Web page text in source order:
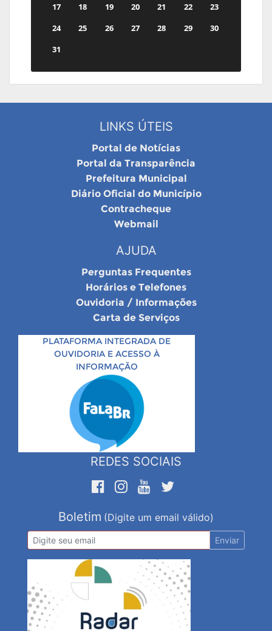
17
18 19 20 21 22
23
24
25 26 27 28 29
30
31
LINKS ÚTEIS
Portal de Notícias
Portal da Transparência
Prefeitura Municipal
Diário Oficial do Município
Contracheque
Webmail
AJUDA
Perguntas Frequentes
Horários e Telefones
Ouvidoria / Informações
Carta de Serviços
PLATAFORMA INTEGRADA DE
OUVIDORIA E ACESSO À
INFORMAÇÃO
REDES SOCIAIS
Boletim (Digite um email válido)
Enviar